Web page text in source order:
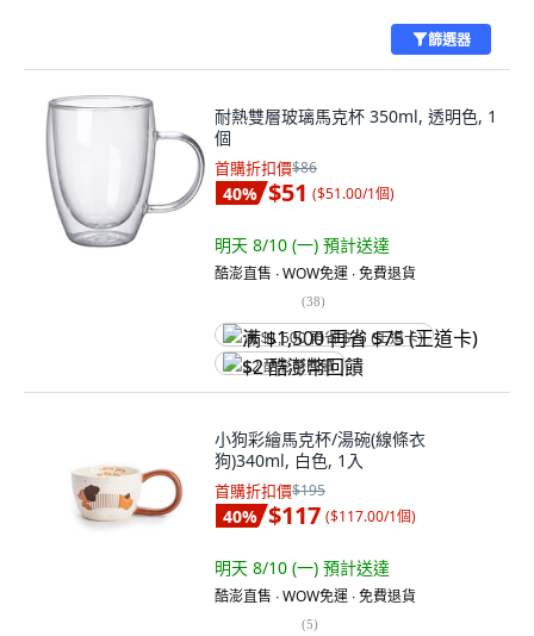
篩選器
耐熱雙層玻璃馬克杯 350ml, 透明色, 1
個
首購折扣價$86
40% $51 ($51.00/1個)
明天 8/10 (一) 預計送達
酷澎直售 ∙ WOW免運 ∙ 免費退貨
(38)
满 $1,500 再省 $75 (王道卡)
$2 酷澎幣回饋
小狗彩繪馬克杯/湯碗(線條衣
狗)340ml, 白色, 1入
首購折扣價$195
40% $117 ($117.00/1個)
明天 8/10 (一) 預計送達
酷澎直售 ∙ WOW免運 ∙ 免費退貨
(5)